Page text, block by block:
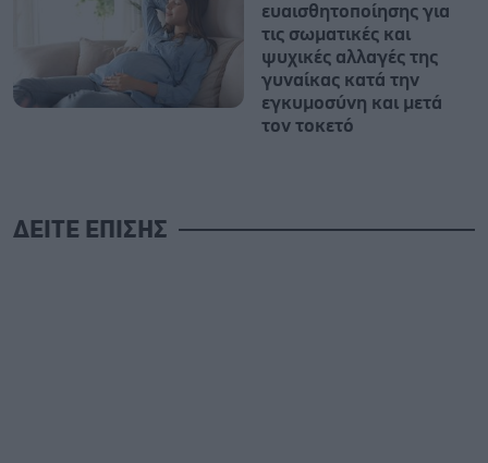
ευαισθητοποίησης για
τις σωματικές και
ψυχικές αλλαγές της
γυναίκας κατά την
εγκυμοσύνη και μετά
τον τοκετό
ΔΕΙΤΕ ΕΠΙΣΗΣ